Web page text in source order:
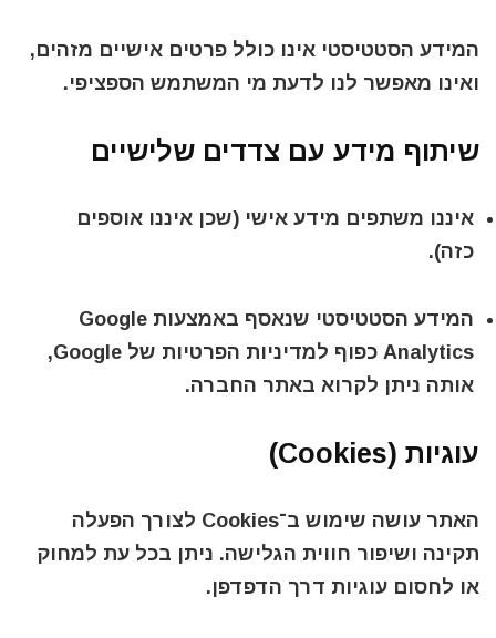
המידע הסטטיסטי אינו כולל פרטים אישיים מזהים,
ואינו מאפשר לנו לדעת מי המשתמש הספציפי.
שיתוף מידע עם צדדים שלישיים
איננו משתפים מידע אישי (שכן איננו אוספים
כזה).
המידע הסטטיסטי שנאסף באמצעות Google
Analytics כפוף למדיניות הפרטיות של Google,
אותה ניתן לקרוא באתר החברה.
עוגיות (Cookies)
האתר עושה שימוש ב־Cookies לצורך הפעלה
תקינה ושיפור חווית הגלישה. ניתן בכל עת למחוק
או לחסום עוגיות דרך הדפדפן.